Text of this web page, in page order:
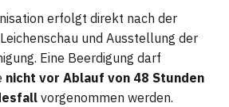
erfolgt direkt nach der
und Ausstellung der
Eine Beerdigung darf
nicht vor Ablauf von 48 Stunden
vorgenommen werden.